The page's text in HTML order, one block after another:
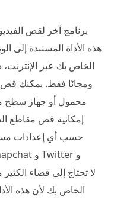
برنامج آخر لقص
الخاص بك عبر
ومجانًا فقط. يمكنك قص
محمول أو جهاز سطح
إمكانية قص مقاطع
حسب أي إعدادات
الخاص بك لأن هذه